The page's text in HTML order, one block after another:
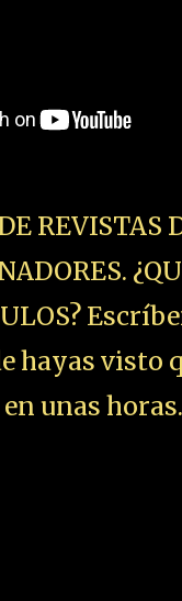
REVISTAS
hayas visto
unas horas.